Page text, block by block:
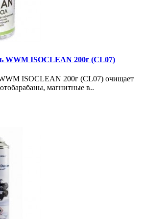
WWM ISOCLEAN 200г (CL07)
ISOCLEAN 200г (CL07) очищает
магнитные в..